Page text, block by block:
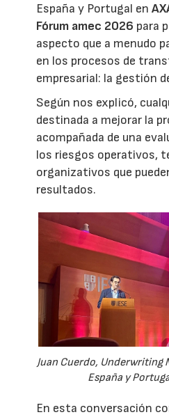
España y Portugal en
Fórum amec 2026 para
aspecto que a menudo
en los procesos de
empresarial: la gestión
Según nos explicó,
destinada a mejorar la
acompañada de una
los riesgos operativos,
organizativos que
resultados.
Juan Cuerdo, Underwriting
España y
En esta conversación